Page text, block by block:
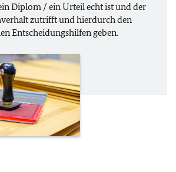
Diplom / ein Urteil echt ist und der
zutrifft und hierdurch den
Entscheidungshilfen geben.